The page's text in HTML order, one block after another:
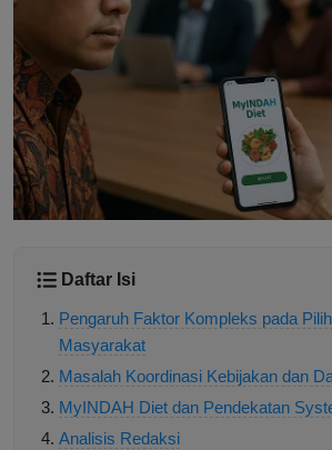
Daftar Isi
Pengaruh Faktor Kompleks pada
Masyarakat
Masalah Koordinasi Kebijakan dan
MyINDAH Diet dan Pendekatan
Analisis Redaksi